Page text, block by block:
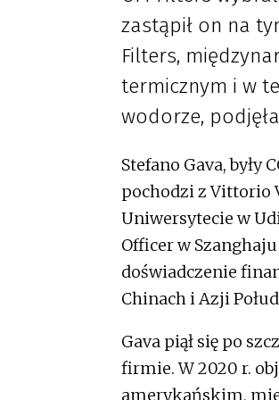
zastąpił on na
Filters,
termicznym i w
wodorze,
Stefano Gava, były
pochodzi z Vittorio
Uniwersytecie w
Officer w
doświadczenie
Chinach i Azji
Gava piął się po
firmie. W 2020 r.
amerykańskim,